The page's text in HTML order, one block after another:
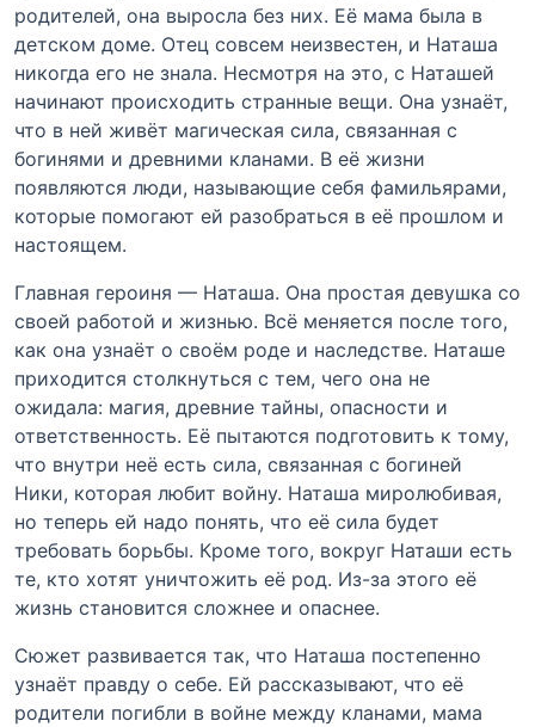
родителей, она выросла без них. Её мама была в
детском доме. Отец совсем неизвестен, и Наташа
никогда его не знала. Несмотря на это, с Наташей
начинают происходить странные вещи. Она узнаёт,
что в ней живёт магическая сила, связанная с
богинями и древними кланами. В её жизни
появляются люди, называющие себя фамильярами,
которые помогают ей разобраться в её прошлом и
настоящем.
Главная героиня — Наташа. Она простая девушка со
своей работой и жизнью. Всё меняется после того,
как она узнаёт о своём роде и наследстве. Наташе
приходится столкнуться с тем, чего она не
ожидала: магия, древние тайны, опасности и
ответственность. Её пытаются подготовить к тому,
что внутри неё есть сила, связанная с богиней
Ники, которая любит войну. Наташа миролюбивая,
но теперь ей надо понять, что её сила будет
требовать борьбы. Кроме того, вокруг Наташи есть
те, кто хотят уничтожить её род. Из-за этого её
жизнь становится сложнее и опаснее.
Сюжет развивается так, что Наташа постепенно
узнаёт правду о себе. Ей рассказывают, что её
родители погибли в войне между кланами, мама